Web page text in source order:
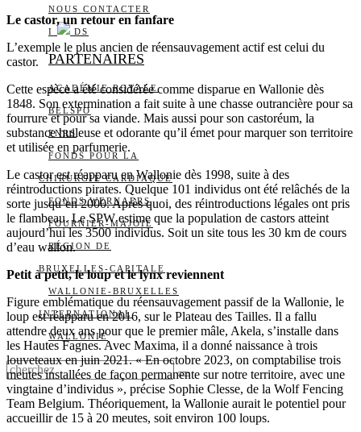
NOUS CONTACTER
I DS
PARTENAIRES
ACADÉMIE ROYALE
BELSPO
FNRS
FONDS POUR LA
CHIRURGIE CARDIAQUE
FONDS WERNAERS
FOURNIER-MAJOIE
RÉGION DE
BRUXELLES-CAPITALE
WALLONIE-BRUXELLES
INTERNATIONAL
WALLONIE
Le castor, un retour en fanfare
L’exemple le plus ancien de réensauvagement actif est celui du
castor.
Cette espèce a été considérée comme disparue en Wallonie dès
1848. Son extermination a fait suite à une chasse outrancière pour sa
fourrure et pour sa viande. Mais aussi pour son castoréum, la
substance huileuse et odorante qu’il émet pour marquer son territoire
et utilisée en parfumerie.
Le castor est réapparu en Wallonie dès 1998, suite à des
réintroductions pirates. Quelque 101 individus ont été relâchés de la
sorte jusqu’en 2000. Après quoi, des réintroductions légales ont pris
le flambeau. Le SPW estime que la population de castors atteint
aujourd’hui les 3500 individus. Soit un site tous les 30 km de cours
d’eau wallon.
Petit à petit, le loup et le lynx reviennent
Figure emblématique du réensauvagement passif de la Wallonie, le
loup est réapparu en 2016, sur le Plateau des Tailles. Il a fallu
attendre deux ans pour que le premier mâle, Akela, s’installe dans
les Hautes Fagnes. Avec Maxima, il a donné naissance à trois
louveteaux en juin 2021. « En octobre 2023, on comptabilise trois
meutes installées de façon permanente sur notre territoire, avec une
vingtaine d’individus », précise Sophie Clesse, de la Wolf Fencing
Team Belgium. Théoriquement, la Wallonie aurait le potentiel pour
accueillir de 15 à 20 meutes, soit environ 100 loups.